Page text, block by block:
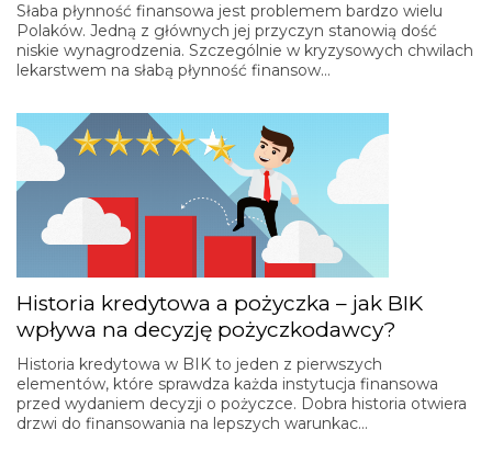
Słaba płynność finansowa jest problemem bardzo wielu
Polaków. Jedną z głównych jej przyczyn stanowią dość
niskie wynagrodzenia. Szczególnie w kryzysowych chwilach
lekarstwem na słabą płynność finansow…
Historia kredytowa a pożyczka – jak BIK
wpływa na decyzję pożyczkodawcy?
Historia kredytowa w BIK to jeden z pierwszych
elementów, które sprawdza każda instytucja finansowa
przed wydaniem decyzji o pożyczce. Dobra historia otwiera
drzwi do finansowania na lepszych warunkac…